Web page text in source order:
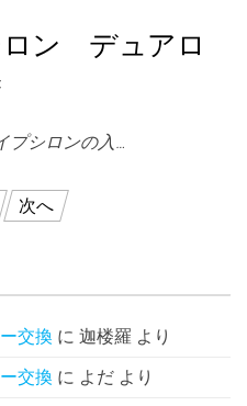
ン デュアロ
シロンの入…
次へ
交換 に 迦楼羅 より
交換 に よだ より